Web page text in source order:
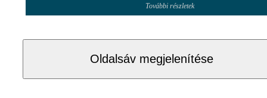
További részletek
Oldalsáv megjelenítése